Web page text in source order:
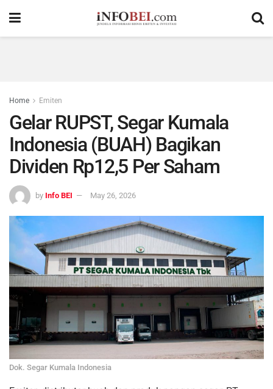
Home Emiten
Gelar RUPST, Segar Kumala
Indonesia (BUAH) Bagikan
Dividen Rp12,5 Per Saham
by Info BEI May 26, 2026
Dok. Segar Kumala Indonesia